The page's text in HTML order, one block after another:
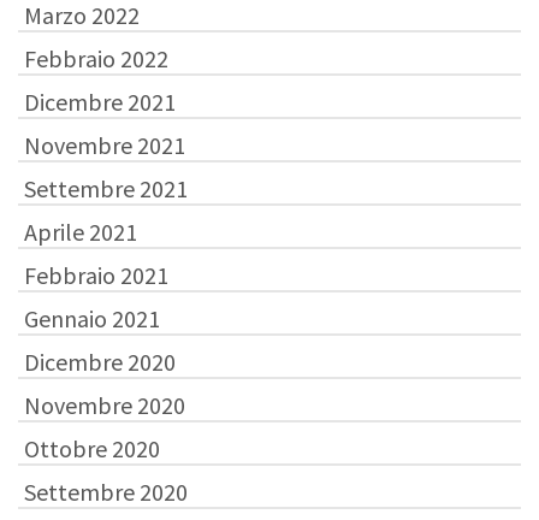
Marzo 2022
Febbraio 2022
Dicembre 2021
Novembre 2021
Settembre 2021
Aprile 2021
Febbraio 2021
Gennaio 2021
Dicembre 2020
Novembre 2020
Ottobre 2020
Settembre 2020